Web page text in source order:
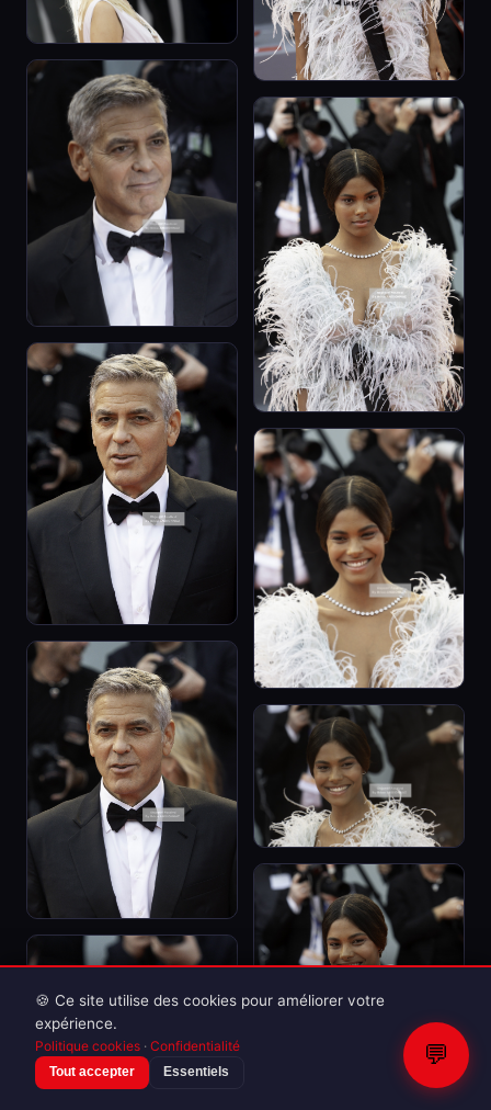
💬
🍪 Ce site utilise des cookies pour améliorer votre
expérience.
Politique cookies · Confidentialité
Tout accepter Essentiels